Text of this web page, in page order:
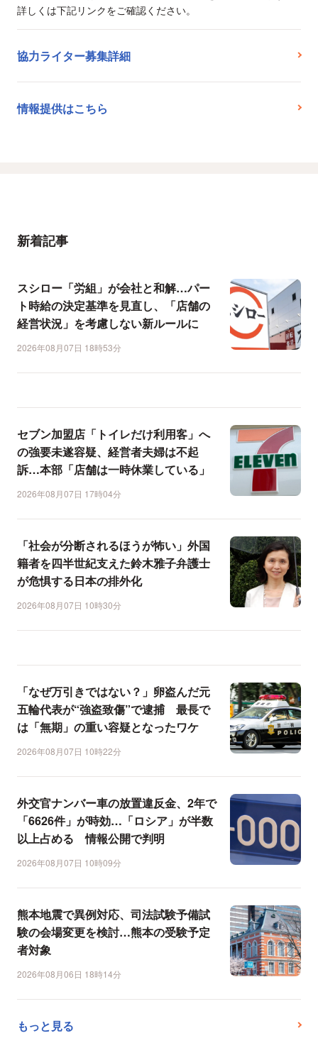
詳しくは下記リンクをご確認ください。
協力ライター募集詳細
情報提供はこちら
新着記事
スシロー「労組」が会社と和解…パー
ト時給の決定基準を見直し、「店舗の
経営状況」を考慮しない新ルールに
2026年08月07日 18時53分
セブン加盟店「トイレだけ利用客」へ
の強要未遂容疑、経営者夫婦は不起
訴…本部「店舗は一時休業している」
2026年08月07日 17時04分
「社会が分断されるほうが怖い」外国
籍者を四半世紀支えた鈴木雅子弁護士
が危惧する日本の排外化
2026年08月07日 10時30分
「なぜ万引きではない？」卵盗んだ元
五輪代表が“強盗致傷”で逮捕 最長で
は「無期」の重い容疑となったワケ
2026年08月07日 10時22分
外交官ナンバー車の放置違反金、2年で
「6626件」が時効…「ロシア」が半数
以上占める 情報公開で判明
2026年08月07日 10時09分
熊本地震で異例対応、司法試験予備試
験の会場変更を検討…熊本の受験予定
者対象
2026年08月06日 18時14分
もっと見る